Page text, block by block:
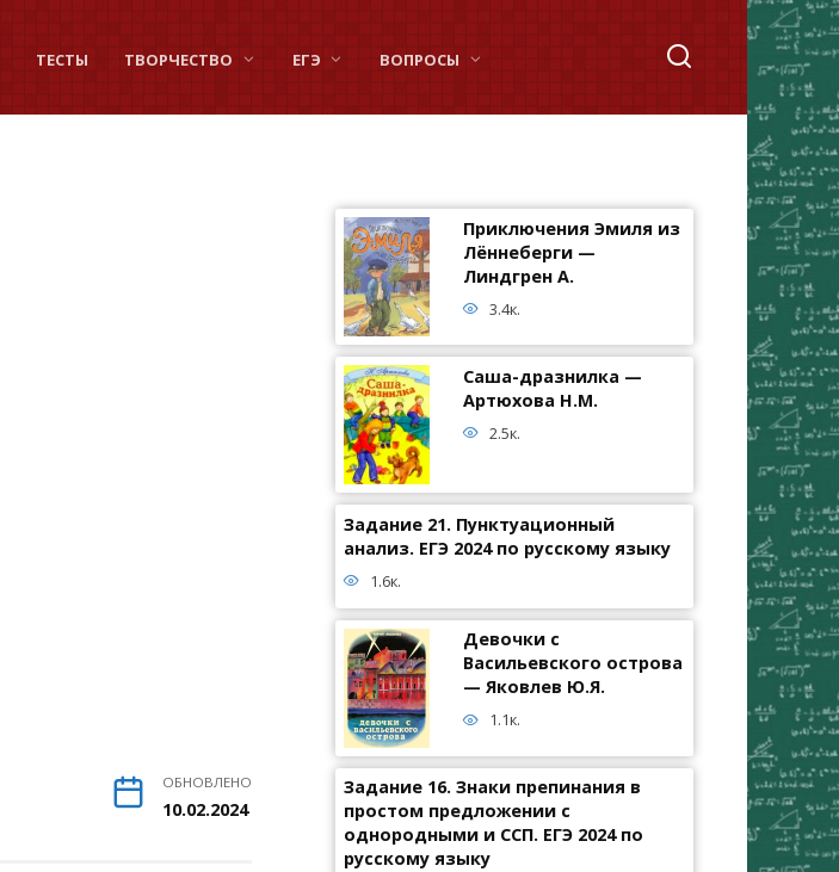
ТЕСТЫ ТВОРЧЕСТВО ЕГЭ ВОПРОСЫ
ОБНОВЛЕНО
10.02.2024
Приключения Эмиля из
Лённеберги —
Линдгрен А.
3.4к.
Саша-дразнилка —
Артюхова Н.М.
2.5к.
Задание 21. Пунктуационный
анализ. ЕГЭ 2024 по русскому языку
1.6к.
Девочки с
Васильевского острова
— Яковлев Ю.Я.
1.1к.
Задание 16. Знаки препинания в
простом предложении с
однородными и ССП. ЕГЭ 2024 по
русскому языку